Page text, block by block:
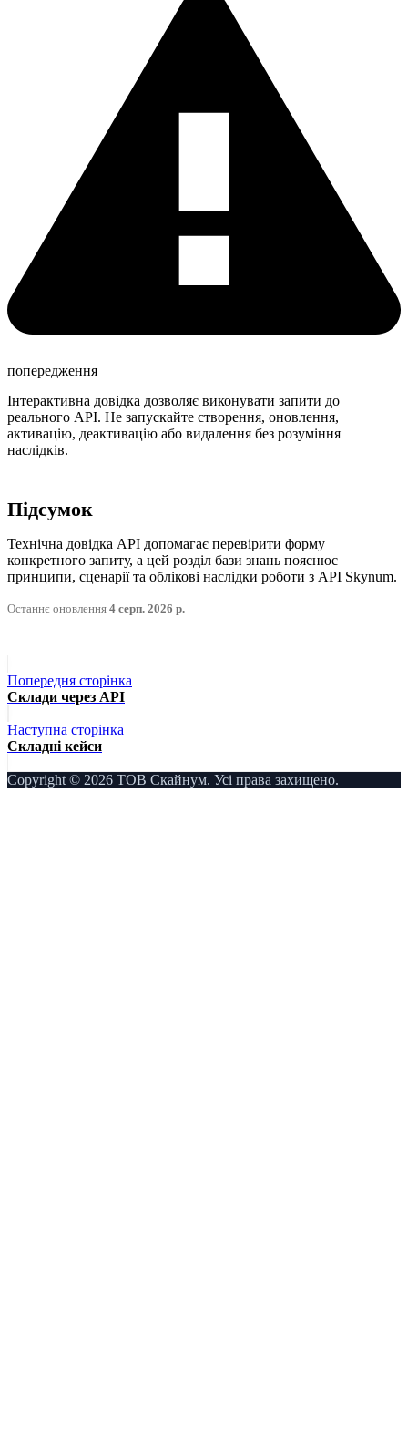
попередження
Інтерактивна довідка дозволяє виконувати запити до
реального API. Не запускайте створення, оновлення,
активацію, деактивацію або видалення без розуміння
наслідків.
Підсумок
Технічна довідка API допомагає перевірити форму
конкретного запиту, а цей розділ бази знань пояснює
принципи, сценарії та облікові наслідки роботи з API Skynum.
Останнє оновлення 4 серп. 2026 р.
Попередня сторінка
Склади через API
Наступна сторінка
Складні кейси
Copyright © 2026 ТОВ Скайнум. Усі права захищено.